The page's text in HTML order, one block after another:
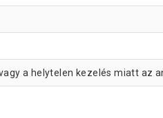
a helytelen kezelés miatt az